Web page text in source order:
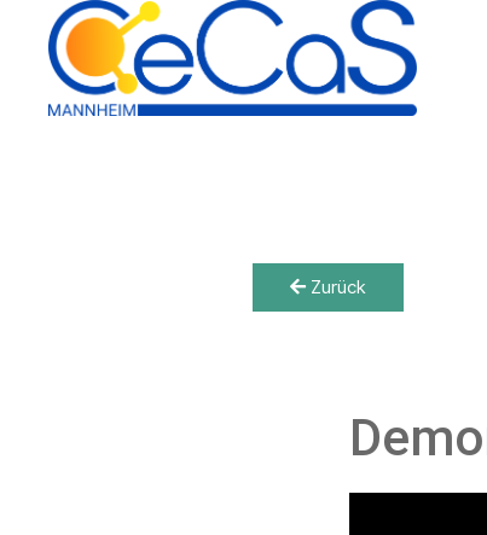
Zurück